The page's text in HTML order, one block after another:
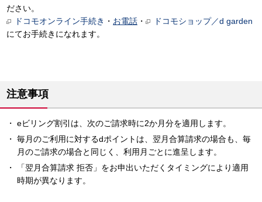
ださい。
ドコモオンライン手続き ・ お電話 ・
ドコモショップ／d garden
にてお手続きになれます。
注意事項
eビリング割引は、次のご請求時に2か月分を適用します。
毎月のご利用に対するdポイントは、翌月合算請求の場合も、毎
月のご請求の場合と同じく、利用月ごとに進呈します。
「翌月合算請求 拒否」をお申出いただくタイミングにより適用
時期が異なります。